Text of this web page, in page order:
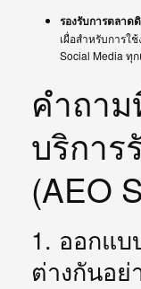
รองรับการตลาด
เผื่อสำหรับการใ
Social Media ทุ
คำถา
บริการ
(AEO
1. ออกแ
ต่างกันอย่